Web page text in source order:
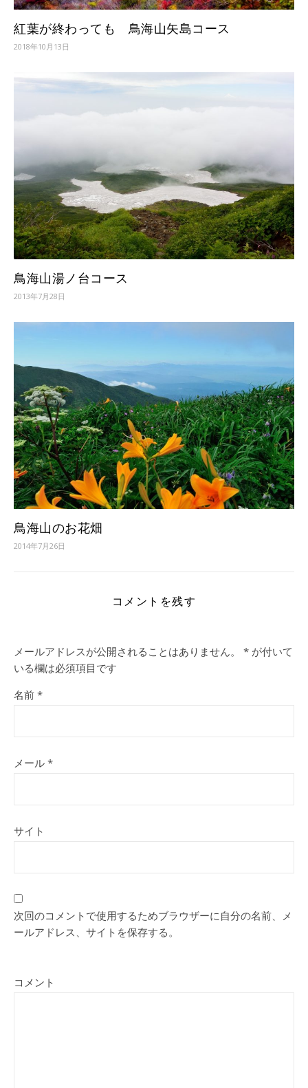
紅葉が終わっても 鳥海山矢島コース
2018年10月13日
鳥海山湯ノ台コース
2013年7月28日
鳥海山のお花畑
2014年7月26日
コメントを残す
メールアドレスが公開されることはありません。 * が付いて
いる欄は必須項目です
名前 *
メール *
サイト
次回のコメントで使用するためブラウザーに自分の名前、メ
ールアドレス、サイトを保存する。
コメント